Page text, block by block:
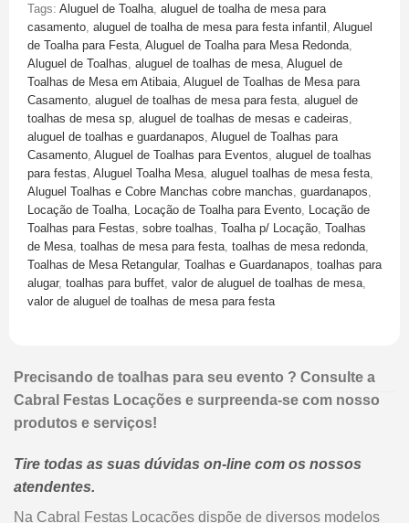
Tags: Aluguel de Toalha aluguel de toalha de mesa para
casamento aluguel de toalha de mesa para festa infantil
Aluguel
de Toalha para Festa Aluguel de Toalha para Mesa Redonda
Aluguel de Toalhas aluguel de toalhas de mesa Aluguel de
Toalhas de Mesa em Atibaia Aluguel de Toalhas de Mesa para
Casamento aluguel de toalhas de mesa para festa aluguel de
toalhas de mesa sp aluguel de toalhas de mesas e cadeiras
aluguel de toalhas e guardanapos Aluguel de Toalhas para
Casamento Aluguel de Toalhas para Eventos aluguel de toalhas
para festas Aluguel Toalha Mesa aluguel toalhas de mesa festa
Aluguel Toalhas e Cobre Manchas cobre manchas guardanapos
Locação de Toalha
Locação de Toalha para Evento
Locação de
Toalhas para Festas sobre toalhas Toalha p/ Locação Toalhas
de Mesa toalhas de mesa para festa toalhas de mesa redonda
Toalhas de Mesa Retangular, Toalhas e Guardanapos toalhas para
alugar, toalhas para buffet valor de aluguel de toalhas de mesa
valor de aluguel de toalhas de mesa para festa
Precisando de toalhas para seu evento ? Consulte a
Cabral Festas Locações e surpreenda-se com nosso
produtos e serviços!
Tire todas as suas dúvidas on-line com os nossos
atendentes.
Na Cabral Festas Locações dispõe de diversos modelos